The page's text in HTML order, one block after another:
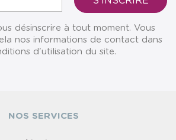
désinscrire à tout moment. Vous
nos informations de contact dans
d'utilisation du site.
NOS SERVICES